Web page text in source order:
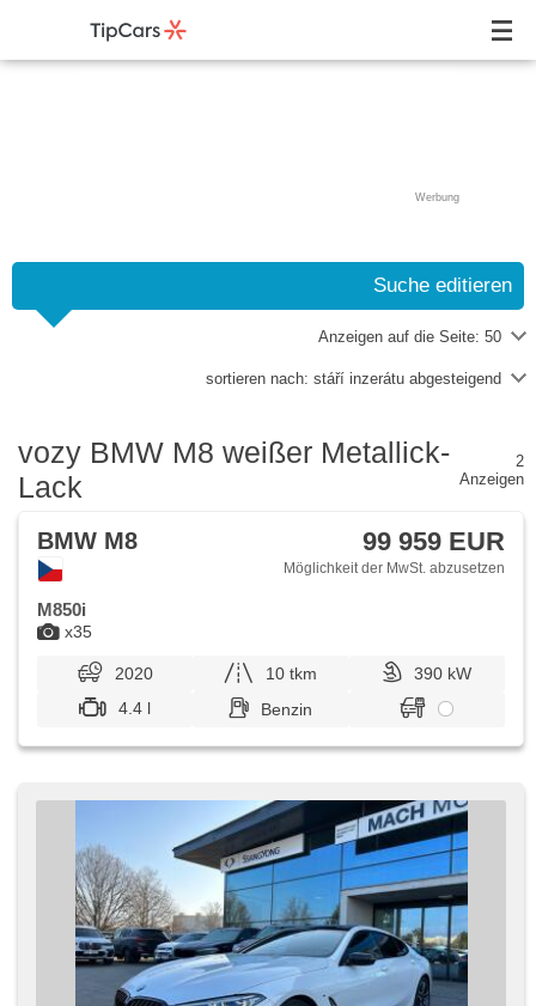
Werbung
Suche editieren
Anzeigen auf die Seite: 50
sortieren nach: stáří inzerátu abgesteigend
vozy BMW M8 weißer Metallick-
Lack
2
Anzeigen
x35
BMW M8 99 959 EUR
Möglichkeit der MwSt. abzusetzen
M850i
2020 10 tkm
390 kW
4.4 l
Benzin